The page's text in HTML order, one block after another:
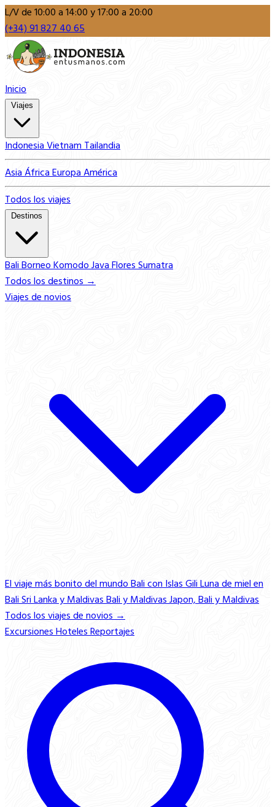
L/V de 10:00 a 14:00 y 17:00 a 20:00
(+34) 91 827 40 65
Inicio
IndonesiaVietnamTailandia
AsiaÁfricaEuropaAmérica
Todos los viajes
BaliBorneoKomodoJavaFloresSumatra
Todos los destinos →
Viajes de novios
El viaje más bonito del mundoBali con Islas GiliLuna de miel en
BaliSri Lanka y MaldivasBali y MaldivasJapon, Bali y Maldivas
Todos los viajes de novios →
ExcursionesHotelesReportajes